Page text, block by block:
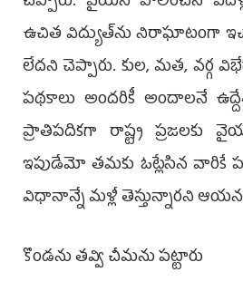
ఉచిత విద్యుత్‌ను నిరాఘాటంగా
లేదని చెప్పారు. కుల, మత, వర్గ
పథకాలు అందరికీ అందాలనే
ప్రాతిపదికగా రాష్ట్ర ప్రజలకు
ఇపుడేమో తమకు ఓట్లేసిన వారికే
విధానాన్నే మళ్లీ తెస్తున్నారని
కొండను తవ్వి చీమను పట్టారు